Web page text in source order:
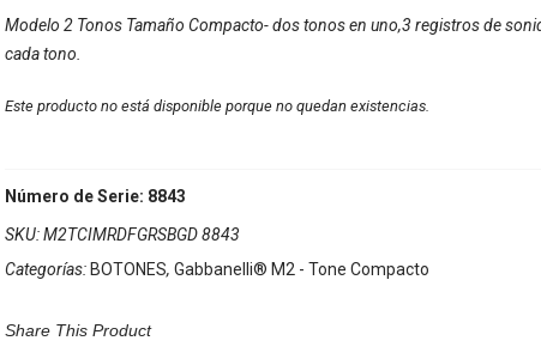
Modelo 2 Tonos Tamaño Compacto- dos tonos en uno,3 registros de
cada tono.
Este producto no está disponible porque no quedan existencias.
Número de Serie: 8843
SKU:M2TCIMRDFGRSBGD 8843
Categorías: BOTONES, Gabbanelli® M2 - Tone Compacto
Share This Product